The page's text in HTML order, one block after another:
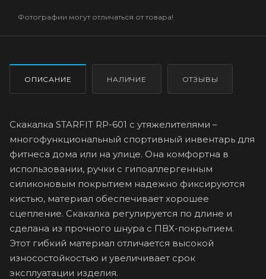
Фотографии могут отличаться от товара!
ОПИСАНИЕ НАЛИЧИЕ ОТЗЫВЫ
Скакалка STARFIT RP-601 с утяжелителями –
многофункциональный спортивный инвентарь для
фитнеса дома или на улице. Она комфортна в
использовании, ручки с гипоаллергенным
силиконовым покрытием надежно фиксируются
кистью, материал обеспечивает хорошее
сцепление. Скакалка регулируется по длине и
сделана из прочного шнура с ПВХ-покрытием.
Этот гибкий материал отличается высокой
износостойкостью и увеличивает срок
эксплуатации изделия.